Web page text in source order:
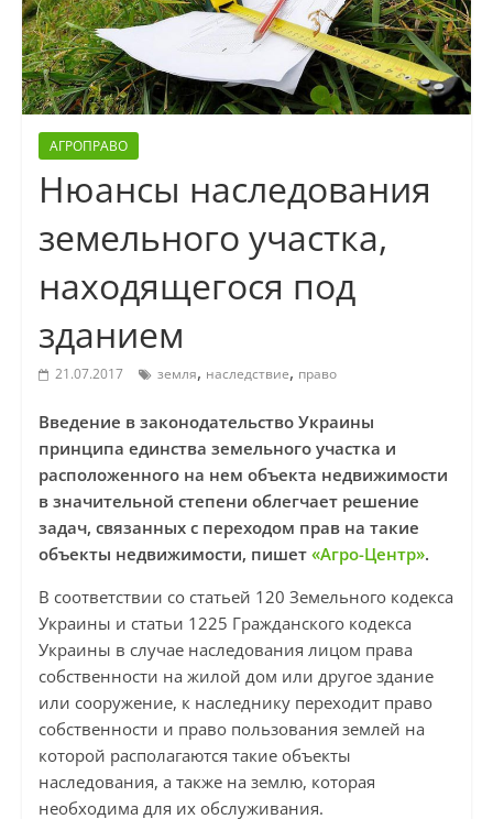
АГРОПРАВО
Нюансы наследования
земельного участка,
находящегося под
зданием
21.07.2017 земля, наследствие, право
Введение в законодательство Украины
принципа единства земельного участка и
расположенного на нем объекта недвижимости
в значительной степени облегчает решение
задач, связанных с переходом прав на такие
объекты недвижимости, пишет «Агро-Центр».
В соответствии со статьей 120 Земельного кодекса
Украины и статьи 1225 Гражданского кодекса
Украины в случае наследования лицом права
собственности на жилой дом или другое здание
или сооружение, к наследнику переходит право
собственности и право пользования землей на
которой располагаются такие объекты
наследования, а также на землю, которая
необходима для их обслуживания.